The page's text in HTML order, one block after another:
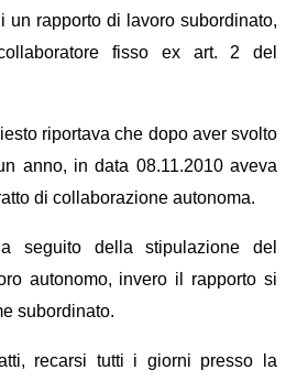
un rapporto di lavoro subordinato,
fisso ex art. 2 del
riportava che dopo aver svolto
anno, in data 08.11.2010 aveva
di collaborazione autonoma.
seguito della stipulazione del
autonomo, invero il rapporto si
subordinato.
recarsi tutti i giorni presso la